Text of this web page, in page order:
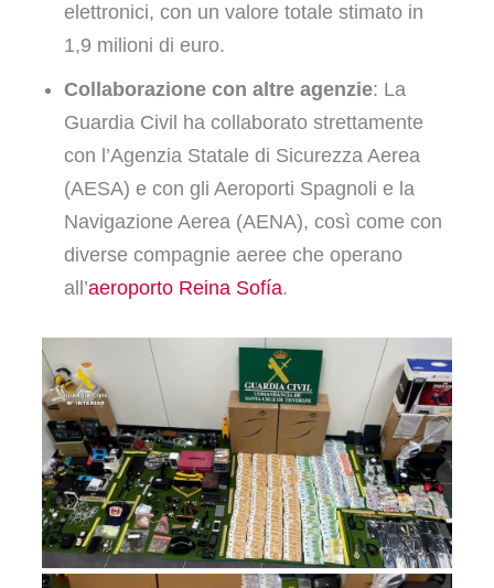
elettronici, con un valore totale stimato in
1,9 milioni di euro.
Collaborazione con altre agenzie: La
Guardia Civil ha collaborato strettamente
con l’Agenzia Statale di Sicurezza Aerea
(AESA) e con gli Aeroporti Spagnoli e la
Navigazione Aerea (AENA), così come con
diverse compagnie aeree che operano
all’aeroporto Reina Sofía.